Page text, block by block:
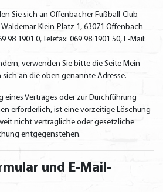
Sie sich an Offenbacher Fußball-Club
Waldemar-Klein-Platz 1, 63071 Offenbach
98 1901 0, Telefax: 069 98 1901 50, E-Mail:
verwenden Sie bitte die Seite Mein
an die oben genannte Adresse.
eines Vertrages oder zur Durchführung
erforderlich, ist eine vorzeitige Löschung
nicht vertragliche oder gesetzliche
entgegenstehen.
und E-Mail-